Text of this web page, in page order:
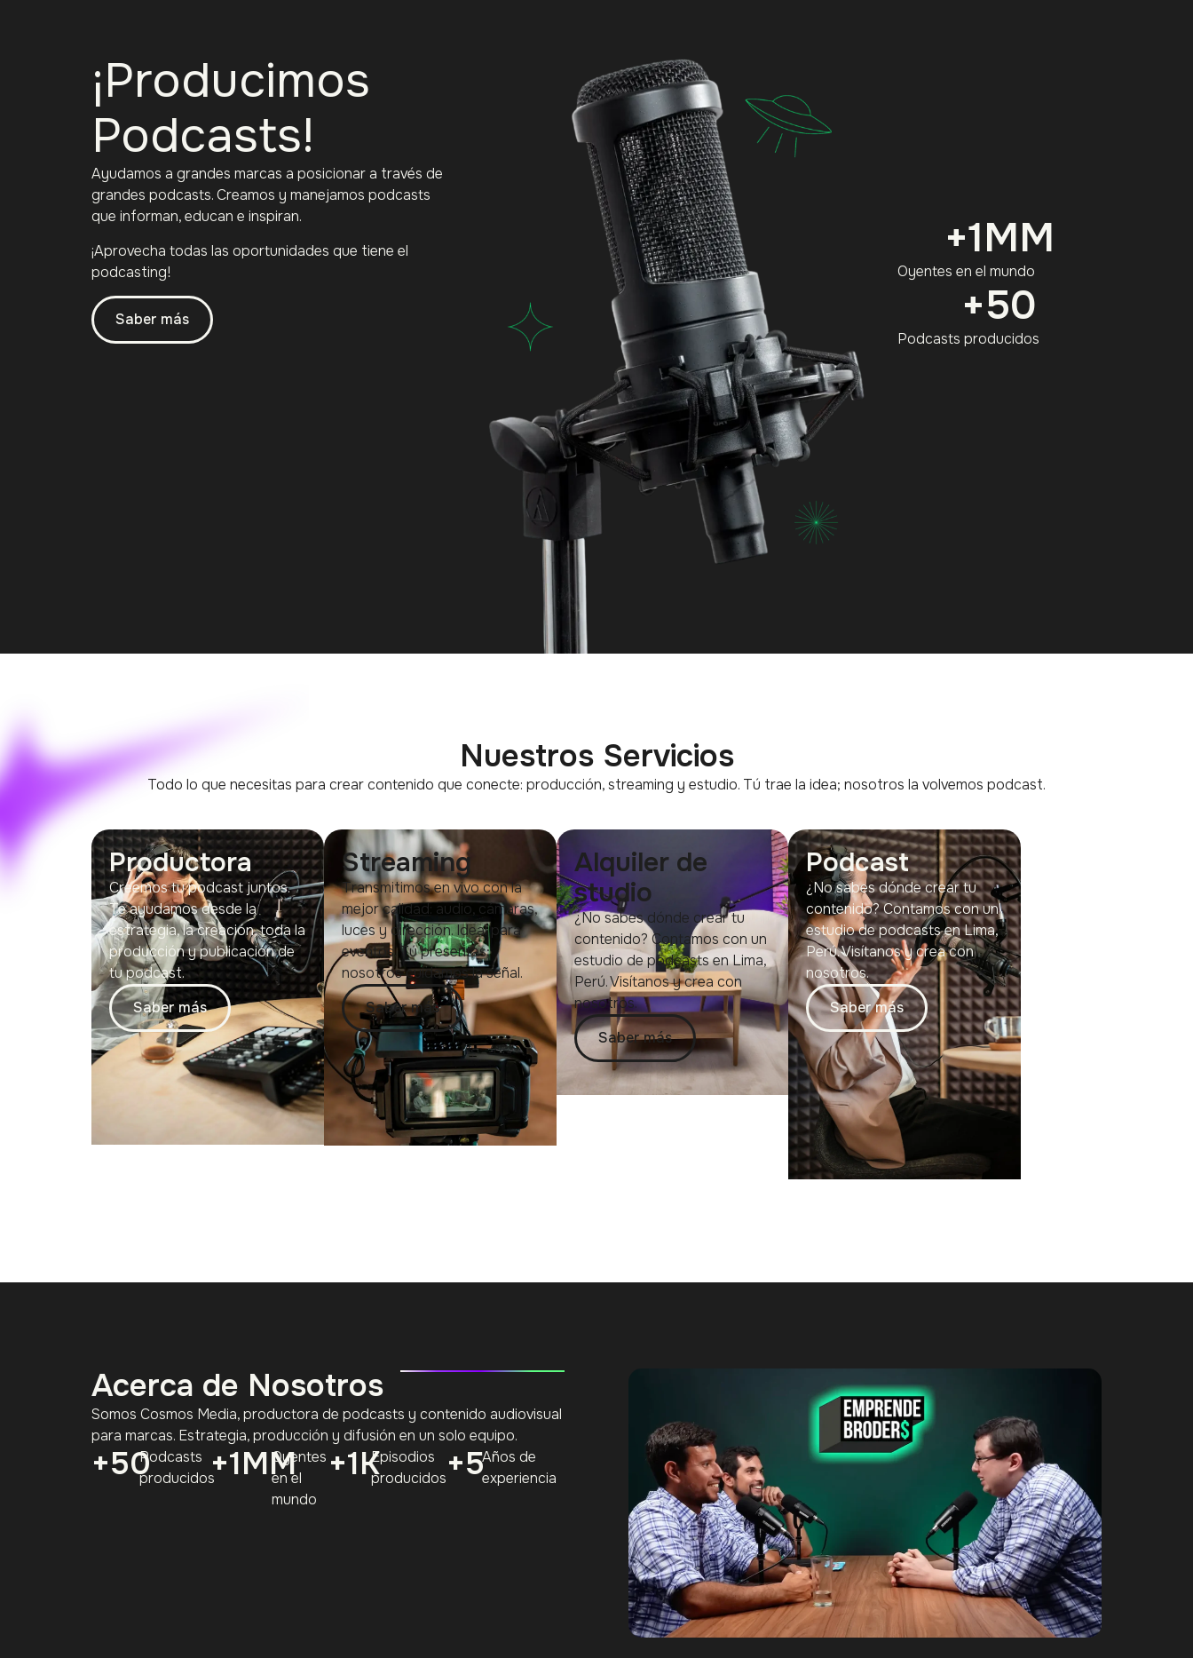
¡Producimos
Podcasts!
Ayudamos a grandes marcas a posicionar a través de
grandes podcasts. Creamos y manejamos podcasts
que informan, educan e inspiran.
¡Aprovecha todas las oportunidades que tiene el
podcasting!
Saber más
+1MM
Oyentes en el mundo
+50
Podcasts producidos
Nuestros Servicios
Todo lo que necesitas para crear contenido que conecte: producción, streaming y estudio. Tú trae la idea; nosotros la volvemos podcast.
Productora
Creemos tu podcast juntos.
Te ayudamos desde la
estrategia, la creación, toda la
producción y publicación de
tu podcast.
Saber más
Streaming
Transmitimos en vivo con la
mejor calidad: audio, cámaras,
luces y dirección. Ideal para
eventos. Tú presentas;
nosotros cuidamos la señal.
Saber más
Alquiler de
studio
¿No sabes dónde crear tu
contenido? Contamos con un
estudio de podcasts en Lima,
Perú. Visítanos y crea con
nosotros.
Saber más
Podcast
¿No sabes dónde crear tu
contenido? Contamos con un
estudio de podcasts en Lima,
Perú. Visítanos y crea con
nosotros.
Saber más
Acerca de Nosotros
Somos Cosmos Media, productora de podcasts y contenido audiovisual
para marcas. Estrategia, producción y difusión en un solo equipo.
+50Podcasts
producidos+1MMOyentes
en el
mundo
+1KEpisodios
producidos+5Años de
experiencia